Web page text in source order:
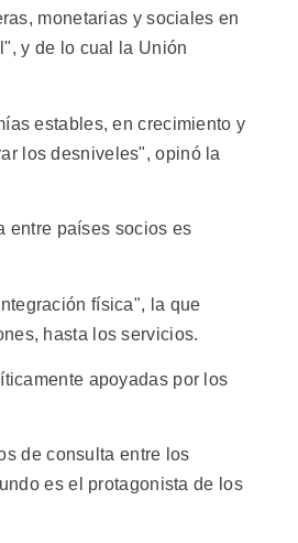
monetarias y sociales en
y de lo cual la Unión
estables, en crecimiento y
los desniveles", opinó la
entre países socios es
física", la que
hasta los servicios.
apoyadas por los
de consulta entre los
es el protagonista de los